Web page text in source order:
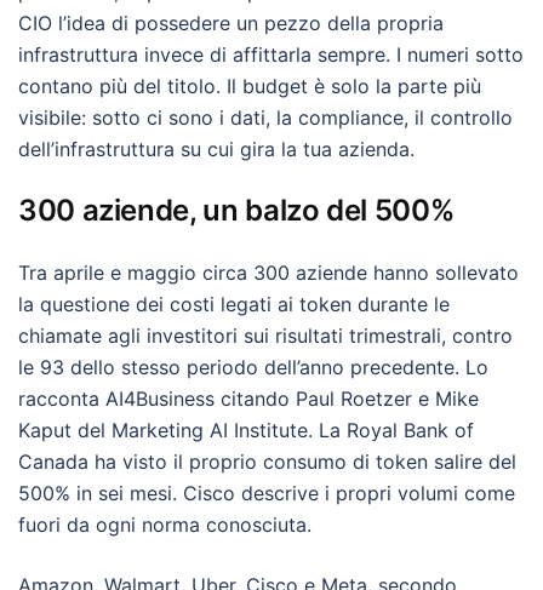
CIO l’idea di possedere un pezzo della propria
infrastruttura invece di affittarla sempre. I numeri sotto
contano più del titolo. Il budget è solo la parte più
visibile: sotto ci sono i dati, la compliance, il controllo
dell’infrastruttura su cui gira la tua azienda.
300 aziende, un balzo del 500%
Tra aprile e maggio circa 300 aziende hanno sollevato
la questione dei costi legati ai token durante le
chiamate agli investitori sui risultati trimestrali, contro
le 93 dello stesso periodo dell’anno precedente. Lo
racconta AI4Business citando Paul Roetzer e Mike
Kaput del Marketing AI Institute. La Royal Bank of
Canada ha visto il proprio consumo di token salire del
500% in sei mesi. Cisco descrive i propri volumi come
fuori da ogni norma conosciuta.
Amazon, Walmart, Uber, Cisco e Meta, secondo